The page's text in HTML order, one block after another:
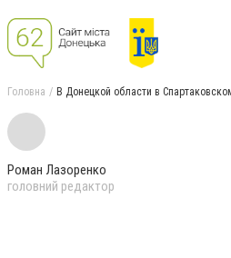
Головна В Донецкой области в
Роман Лазоренко
головний редактор